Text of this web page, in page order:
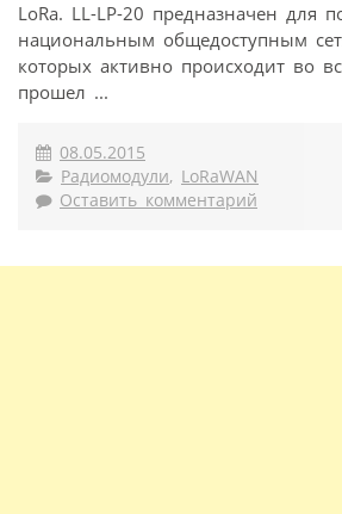
LoRa. LL-LP-20 предназначен для
национальным общедоступным
которых активно происходит во
прошел ...
08.05.2015
Радиомодули, LoRaWAN
Оставить комментарий